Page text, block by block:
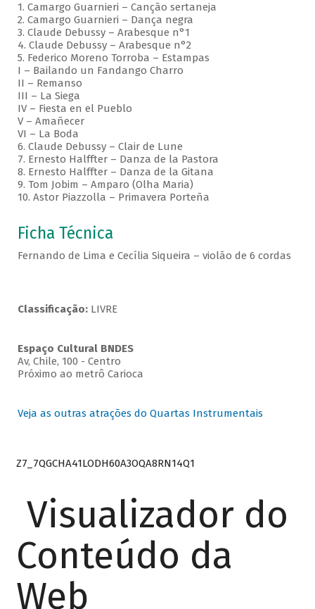
1. Camargo Guarnieri – Canção sertaneja
2. Camargo Guarnieri – Dança negra
3. Claude Debussy – Arabesque n°1
4. Claude Debussy – Arabesque n°2
5. Federico Moreno Torroba – Estampas
I – Bailando un Fandango Charro
II – Remanso
III – La Siega
IV – Fiesta en el Pueblo
V – Amañecer
VI – La Boda
6. Claude Debussy – Clair de Lune
7. Ernesto Halffter – Danza de la Pastora
8. Ernesto Halffter – Danza de la Gitana
9. Tom Jobim – Amparo (Olha Maria)
10. Astor Piazzolla – Primavera Porteña
Ficha Técnica
Fernando de Lima e Cecília Siqueira – violão de 6 cordas
Classificação: LIVRE
Espaço Cultural BNDES
Av, Chile, 100 - Centro
Próximo ao metrô Carioca
Veja as outras atrações do Quartas Instrumentais
Z7_7QGCHA41LODH60A3OQA8RN14Q1
Visualizador do
Conteúdo da
Web